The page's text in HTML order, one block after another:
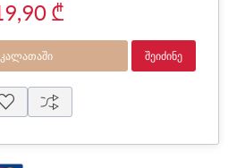
₾
ᲙᲐᲚᲐᲗᲐᲨᲘ ᲨᲔᲘᲫᲘᲜᲔ